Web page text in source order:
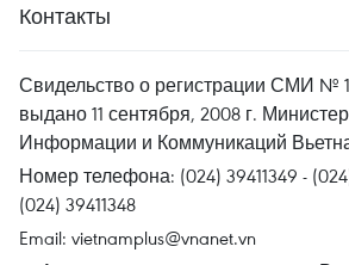
Контакты
Свидельство о регистрации СМИ №
выдано 11 сентября, 2008 г.
Информации и Коммуникаций
Номер телефона: (024) 39411349 -
(024) 39411348
Email: vietnamplus@vnanet.vn